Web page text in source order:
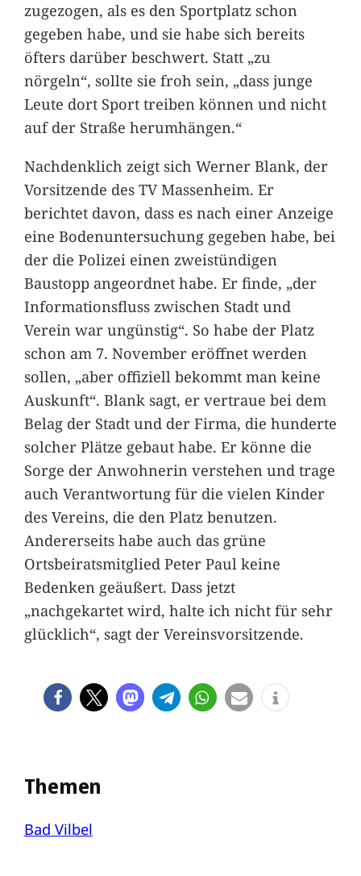
zugezogen, als es den Sportplatz schon
gegeben habe, und sie habe sich bereits
öfters darüber beschwert. Statt „zu
nörgeln“, sollte sie froh sein, „dass junge
Leute dort Sport treiben können und nicht
auf der Straße herumhängen.“
Nachdenklich zeigt sich Werner Blank, der
Vorsitzende des TV Massenheim. Er
berichtet davon, dass es nach einer Anzeige
eine Bodenuntersuchung gegeben habe, bei
der die Polizei einen zweistündigen
Baustopp angeordnet habe. Er finde, „der
Informationsfluss zwischen Stadt und
Verein war ungünstig“. So habe der Platz
schon am 7. November eröffnet werden
sollen, „aber offiziell bekommt man keine
Auskunft“. Blank sagt, er vertraue bei dem
Belag der Stadt und der Firma, die hunderte
solcher Plätze gebaut habe. Er könne die
Sorge der Anwohnerin verstehen und trage
auch Verantwortung für die vielen Kinder
des Vereins, die den Platz benutzen.
Andererseits habe auch das grüne
Ortsbeiratsmitglied Peter Paul keine
Bedenken geäußert. Dass jetzt
„nachgekartet wird, halte ich nicht für sehr
glücklich“, sagt der Vereinsvorsitzende.
Themen
Bad Vilbel